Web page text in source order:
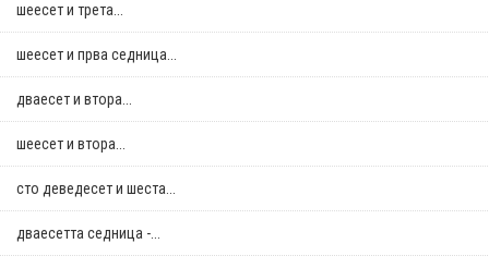
шеесет и трета...
шеесет и прва седница...
дваесет и втора...
шеесет и втора...
сто деведесет и шеста...
дваесетта седница -...